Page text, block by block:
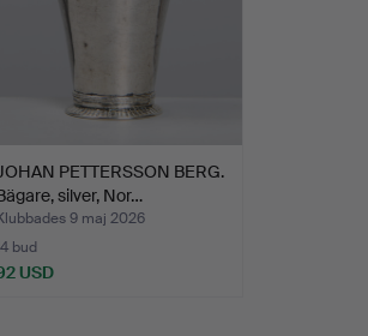
PETTERSSON BERG.
silver, Nor…
9 maj 2026
bud
USD